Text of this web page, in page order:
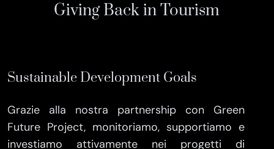
Giving Back in Tourism
Sustainable Development Goals
Grazie alla nostra partnership con Green
Future Project, monitoriamo, supportiamo e
investiamo attivamente nei progetti di